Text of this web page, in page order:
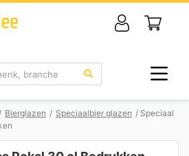
Bierglazen / Speciaalbier glazen / Speciaal